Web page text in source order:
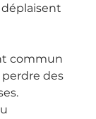
déplaisent
commun
perdre des